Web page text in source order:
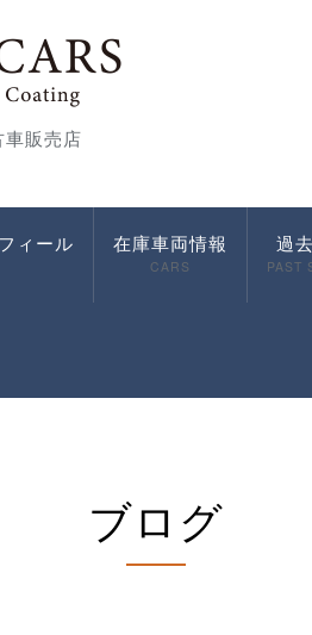
販売店
ィール 在庫車両情報
CARS
過
PAST
ブログ